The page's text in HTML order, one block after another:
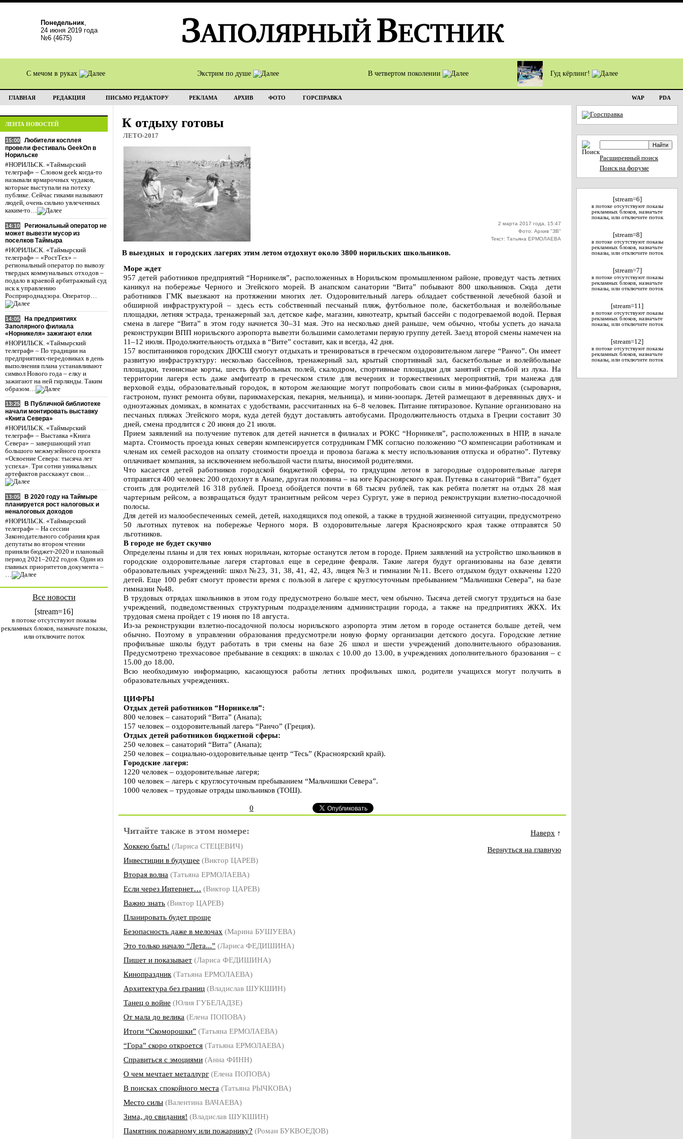
Понедельник,
24 июня 2019 года
№6 (4675)
С мечом в руках Экстрим по душе В четвертом поколении Гуд кёрлинг!
ГЛАВНАЯ РЕДАКЦИЯ ПИСЬМО РЕДАКТОРУ РЕКЛАМА АРХИВ ФОТО ГОРСПРАВКА WAP PDA
ЛЕНТА НОВОСТЕЙ
15:00
Любители косплея
провели фестиваль GeekOn в
Норильске
#НОРИЛЬСК. «Таймырский
телеграф» – Словом geek когда-то
называли ярмарочных чудаков,
которые выступали на потеху
публике. Сейчас гиками называют
людей, очень сильно увлеченных
каким-то…
14:10
Региональный оператор не
может вывезти мусор из
поселков Таймыра
#НОРИЛЬСК. «Таймырский
телеграф» – «РостТех» –
региональный оператор по вывозу
твердых коммунальных отходов –
подало в краевой арбитражный суд
иск к управлению
Росприроднадзора. Оператор…
14:05
На предприятиях
Заполярного филиала
«Норникеля» зажигают елки
#НОРИЛЬСК. «Таймырский
телеграф» – По традиции на
предприятиях-передовиках в день
выполнения плана устанавливают
символ Нового года – елку и
зажигают на ней гирлянды. Таким
образом…
13:25
В Публичной библиотеке
начали монтировать выставку
«Книга Севера»
#НОРИЛЬСК. «Таймырский
телеграф» – Выставка «Книга
Севера» – завершающий этап
большого межмузейного проекта
«Освоение Севера: тысяча лет
успеха». Три сотни уникальных
артефактов расскажут свои…
13:05
В 2020 году на Таймыре
планируется рост налоговых и
неналоговых доходов
#НОРИЛЬСК. «Таймырский
телеграф» – На сессии
Законодательного собрания края
депутаты во втором чтении
приняли бюджет-2020 и плановый
период 2021–2022 годов. Один из
главных приоритетов документа –
…
Все новости
[stream=16]
в потоке отсутствуют показы
рекламных блоков, назначьте показы,
или отключите поток
К отдыху готовы
ЛЕТО-2017
2 марта 2017 года, 15:47
Фото: Архив "ЗВ"
Текст: Татьяна ЕРМОЛАЕВА
В выездных и городских лагерях этим летом отдохнут около 3800 норильских школьников.
Море ждет
957 детей работников предприятий “Норникеля”, расположенных в Норильском промышленном районе, проведут часть летних
каникул на побережье Черного и Эгейского морей. В анапском санатории “Вита” побывают 800 школьников. Сюда дети
работников ГМК выезжают на протяжении многих лет. Оздоровительный лагерь обладает собственной лечебной базой и
обширной инфраструктурой – здесь есть собственный песчаный пляж, футбольное поле, баскетбольная и волейбольные
площадки, летняя эстрада, тренажерный зал, детское кафе, магазин, кинотеатр, крытый бассейн с подогреваемой водой. Первая
смена в лагере “Вита” в этом году начнется 30–31 мая. Это на несколько дней раньше, чем обычно, чтобы успеть до начала
реконструкции ВПП норильского аэропорта вывезти большими самолетами первую группу детей. Заезд второй смены намечен на
11–12 июля. Продолжительность отдыха в “Вите” составит, как и всегда, 42 дня.
157 воспитанников городских ДЮСШ смогут отдыхать и тренироваться в греческом оздоровительном лагере “Ранчо”. Он имеет
развитую инфраструктуру: несколько бассейнов, тренажерный зал, крытый спортивный зал, баскетбольные и волейбольные
площадки, теннисные корты, шесть футбольных полей, скалодром, спортивные площадки для занятий стрельбой из лука. На
территории лагеря есть даже амфитеатр в греческом стиле для вечерних и торжественных мероприятий, три манежа для
верховой езды, образовательный городок, в котором желающие могут попробовать свои силы в мини-фабриках (сыроварня,
гастроном, пункт ремонта обуви, парикмахерская, пекарня, мельница), и мини-зоопарк. Детей размещают в деревянных двух- и
одноэтажных домиках, в комнатах с удобствами, рассчитанных на 6–8 человек. Питание пятиразовое. Купание организовано на
песчаных пляжах Эгейского моря, куда детей будут доставлять автобусами. Продолжительность отдыха в Греции составит 30
дней, смена продлится с 20 июня до 21 июля.
Прием заявлений на получение путевок для детей начнется в филиалах и РОКС “Норникеля”, расположенных в НПР, в начале
марта. Стоимость проезда юных северян компенсируется сотрудникам ГМК согласно положению “О компенсации работникам и
членам их семей расходов на оплату стоимости проезда и провоза багажа к месту использования отпуска и обратно”. Путевку
оплачивает компания, за исключением небольшой части платы, вносимой родителями.
Что касается детей работников городской бюджетной сферы, то грядущим летом в загородные оздоровительные лагеря
отправятся 400 человек: 200 отдохнут в Анапе, другая половина – на юге Красноярского края. Путевка в санаторий “Вита” будет
стоить для родителей 16 318 рублей. Проезд обойдется почти в 68 тысяч рублей, так как ребята полетят на отдых 28 мая
чартерным рейсом, а возвращаться будут транзитным рейсом через Сургут, уже в период реконструкции взлетно-посадочной
полосы.
Для детей из малообеспеченных семей, детей, находящихся под опекой, а также в трудной жизненной ситуации, предусмотрено
50 льготных путевок на побережье Черного моря. В оздоровительные лагеря Красноярского края также отправятся 50
льготников.
В городе не будет скучно
Определены планы и для тех юных норильчан, которые останутся летом в городе. Прием заявлений на устройство школьников в
городские оздоровительные лагеря стартовал еще в середине февраля. Такие лагеря будут организованы на базе девяти
образовательных учреждений: школ №23, 31, 38, 41, 42, 43, лицея №3 и гимназии №11. Всего отдыхом будут охвачены 1220
детей. Еще 100 ребят смогут провести время с пользой в лагере с круглосуточным пребыванием “Мальчишки Севера”, на базе
гимназии №48.
В трудовых отрядах школьников в этом году предусмотрено больше мест, чем обычно. Тысяча детей смогут трудиться на базе
учреждений, подведомственных структурным подразделениям администрации города, а также на предприятиях ЖКХ. Их
трудовая смена пройдет с 19 июня по 18 августа.
Из-за реконструкции взлетно-посадочной полосы норильского аэропорта этим летом в городе останется больше детей, чем
обычно. Поэтому в управлении образования предусмотрели новую форму организации детского досуга. Городские летние
профильные школы будут работать в три смены на базе 26 школ и шести учреждений дополнительного образования.
Предусмотрено трехчасовое пребывание в секциях: в школах с 10.00 до 13.00, в учреждениях дополнительного бразования – с
15.00 до 18.00.
Всю необходимую информацию, касающуюся работы летних профильных школ, родители учащихся могут получить в
образовательных учреждениях.
ЦИФРЫ
Отдых детей работников “Норникеля”:
800 человек – санаторий “Вита” (Анапа);
157 человек – оздоровительный лагерь “Ранчо” (Греция).
Отдых детей работников бюджетной сферы:
250 человек – санаторий “Вита” (Анапа);
250 человек – социально-оздоровительные центр “Тесь” (Красноярский край).
Городские лагеря:
1220 человек – оздоровительные лагеря;
100 человек – лагерь с круглосуточным пребыванием “Мальчишки Севера”.
1000 человек – трудовые отряды школьников (ТОШ).
0
Читайте также в этом номере:
Хоккею быть! (Лариса СТЕЦЕВИЧ)
Инвестиции в будущее (Виктор ЦАРЕВ)
Вторая волна (Татьяна ЕРМОЛАЕВА)
Если через Интернет… (Виктор ЦАРЕВ)
Важно знать (Виктор ЦАРЕВ)
Планировать будет проще
Безопасность даже в мелочах (Марина БУШУЕВА)
Это только начало “Лета...” (Лариса ФЕДИШИНА)
Пишет и показывает (Лариса ФЕДИШИНА)
Кинопраздник (Татьяна ЕРМОЛАЕВА)
Архитектура без границ (Владислав ШУКШИН)
Танец о войне (Юлия ГУБЕЛАДЗЕ)
От мала до велика (Елена ПОПОВА)
Итоги “Скоморошки” (Татьяна ЕРМОЛАЕВА)
“Гора” скоро откроется (Татьяна ЕРМОЛАЕВА)
Справиться с эмоциями (Анна ФИНН)
О чем мечтает металлург (Елена ПОПОВА)
В поисках спокойного места (Татьяна РЫЧКОВА)
Место силы (Валентина ВАЧАЕВА)
Зима, до свидания! (Владислав ШУКШИН)
Памятник пожарному или пожарнику? (Роман БУКВОЕДОВ)
Наверх ↑
Вернуться на главную
Расширенный поиск
Поиск на форуме
[stream=6]
в потоке отсутствуют показы
рекламных блоков, назначьте
показы, или отключите поток
[stream=8]
в потоке отсутствуют показы
рекламных блоков, назначьте
показы, или отключите поток
[stream=7]
в потоке отсутствуют показы
рекламных блоков, назначьте
показы, или отключите поток
[stream=11]
в потоке отсутствуют показы
рекламных блоков, назначьте
показы, или отключите поток
[stream=12]
в потоке отсутствуют показы
рекламных блоков, назначьте
показы, или отключите поток